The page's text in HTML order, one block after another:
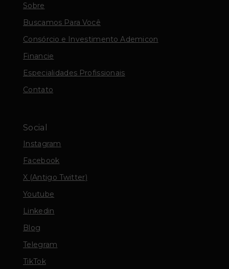
Sobre
Buscamos Para Você
Consórcio e Investimento Ademicon
Financie
Especialidades Profissionais
Contato
Social
Instagram
Facebook
X (Antigo Twitter)
Youtube
Linkedin
Blog
Telegram
TikTok